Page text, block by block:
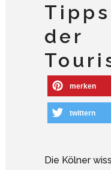
der
merken
twittern
Die Kölner